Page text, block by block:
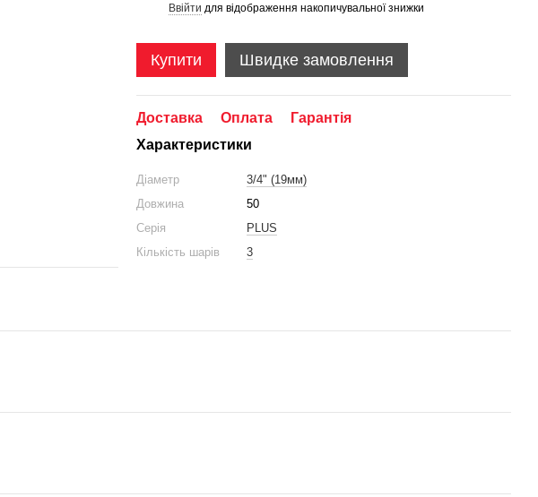
Ввійти для відображення накопичувальної знижки
Купити Швидке замовлення
Доставка Оплата
Гарантія
Характеристики
Діаметр
3/4" (19мм)
Довжина
50
Серія
PLUS
Кількість шарів
3